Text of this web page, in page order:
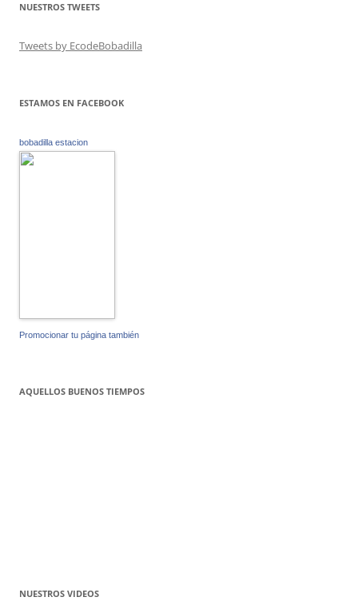
NUESTROS TWEETS
Tweets by EcodeBobadilla
ESTAMOS EN FACEBOOK
bobadilla estacion
Promocionar tu página también
AQUELLOS BUENOS TIEMPOS
NUESTROS VIDEOS